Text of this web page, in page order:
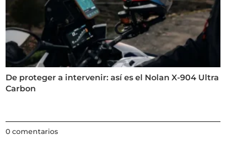
De proteger a intervenir: así es el Nolan X-904 Ultra
Carbon
0 comentarios